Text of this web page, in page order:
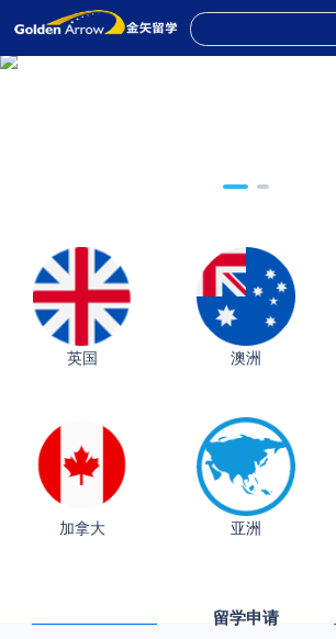
英国 澳洲
加拿大 亚洲
留学申请
从上海财大2+2到谢菲尔德：低